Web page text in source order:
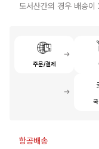
도서산간의 경우 배송
주문/결제
항공배송